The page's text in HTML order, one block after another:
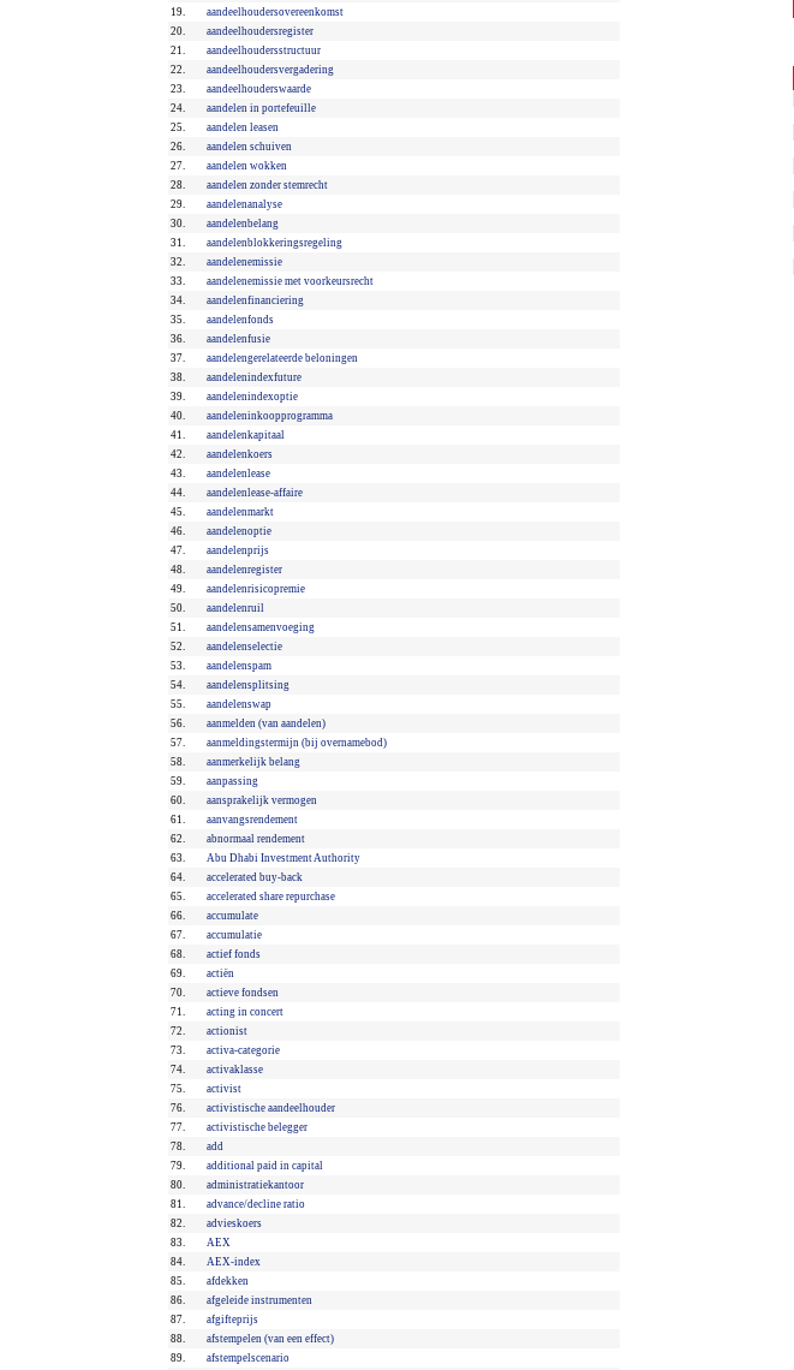
19.
aandeelhoudersovereenkomst
20.
aandeelhoudersregister
21.
aandeelhoudersstructuur
22.
aandeelhoudersvergadering
23.
aandeelhouderswaarde
24.
aandelen in portefeuille
25.
aandelen leasen
26.
aandelen schuiven
27.
aandelen wokken
28.
aandelen zonder stemrecht
29.
aandelenanalyse
30.
aandelenbelang
31.
aandelenblokkeringsregeling
32.
aandelenemissie
33.
aandelenemissie met voorkeursrecht
34.
aandelenfinanciering
35.
aandelenfonds
36.
aandelenfusie
37.
aandelengerelateerde beloningen
38.
aandelenindexfuture
39.
aandelenindexoptie
40.
aandeleninkoopprogramma
41.
aandelenkapitaal
42.
aandelenkoers
43.
aandelenlease
44.
aandelenlease-affaire
45.
aandelenmarkt
46.
aandelenoptie
47.
aandelenprijs
48.
aandelenregister
49.
aandelenrisicopremie
50.
aandelenruil
51.
aandelensamenvoeging
52.
aandelenselectie
53.
aandelenspam
54.
aandelensplitsing
55.
aandelenswap
56.
aanmelden (van aandelen)
57.
aanmeldingstermijn (bij overnamebod)
58.
aanmerkelijk belang
59.
aanpassing
60.
aansprakelijk vermogen
61.
aanvangsrendement
62.
abnormaal rendement
63.
Abu Dhabi Investment Authority
64.
accelerated buy-back
65.
accelerated share repurchase
66.
accumulate
67.
accumulatie
68.
actief fonds
69.
actiën
70.
actieve fondsen
71.
acting in concert
72.
actionist
73.
activa-categorie
74.
activaklasse
75.
activist
76.
activistische aandeelhouder
77.
activistische belegger
78.
add
79.
additional paid in capital
80.
administratiekantoor
81.
advance/decline ratio
82.
advieskoers
83.
AEX
84.
AEX-index
85.
afdekken
86.
afgeleide instrumenten
87.
afgifteprijs
88.
afstempelen (van een effect)
89.
afstempelscenario